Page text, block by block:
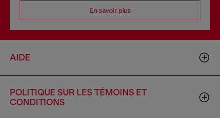
En savoir plus
AIDE
POLITIQUE SUR LES TÉMOINS ET
CONDITIONS